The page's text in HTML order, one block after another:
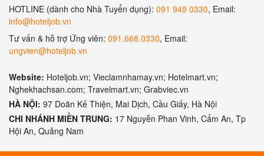
HOTLINE (dành cho Nhà Tuyển dụng): 091 949 0330, Email:
info@hoteljob.vn
Tư vấn & hỗ trợ Ứng viên: 091.668.0330, Email:
ungvien@hoteljob.vn
Website: Hoteljob.vn; Vieclamnhamay.vn; Hotelmart.vn;
Nghekhachsan.com; Travelmart.vn; Grabviec.vn
HÀ NỘI: 97 Doãn Kế Thiện, Mai Dịch, Cầu Giấy, Hà Nội
CHI NHÁNH MIỀN TRUNG: 17 Nguyễn Phan Vinh, Cẩm An, Tp
Hội An, Quảng Nam